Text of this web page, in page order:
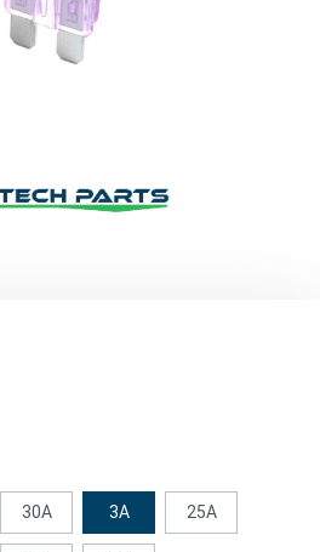
30A 3A 25A